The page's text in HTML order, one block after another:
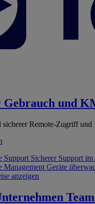
und
sicherer Remote-Zugriff und
Support Sicherer Support
Management Geräte
anzeigen